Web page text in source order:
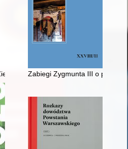
Świętej w czasach staropolskich
Zabiegi Zygmunta III o pomoc